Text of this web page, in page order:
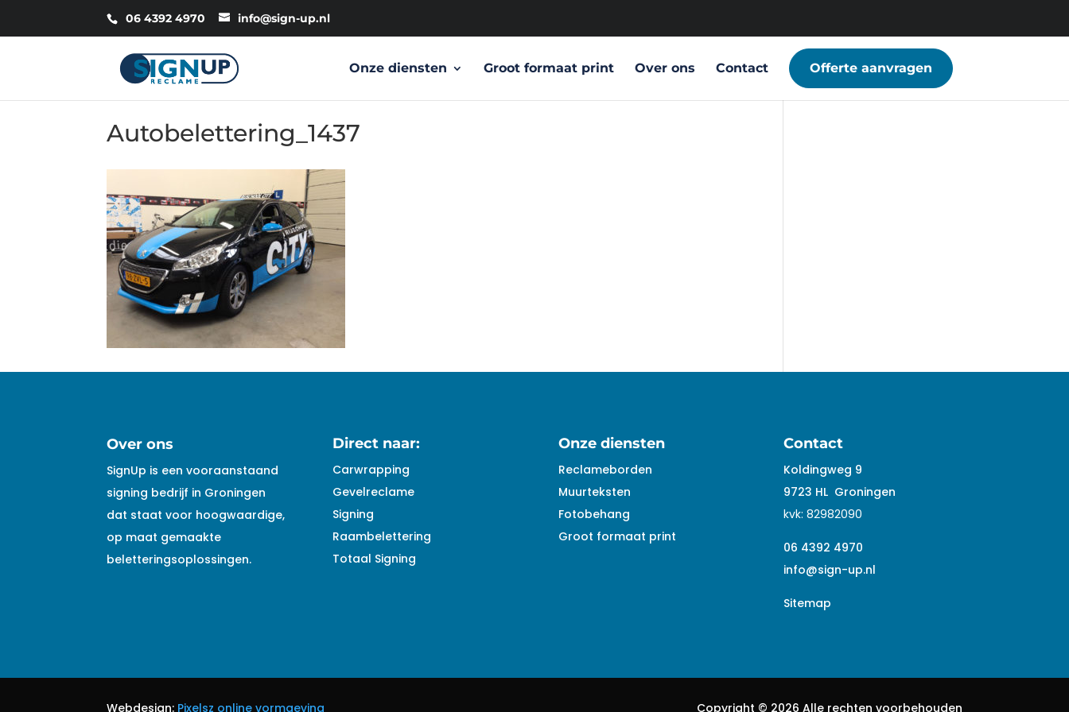
06 4392 4970 info@sign-up.nl
Onze diensten Groot formaat print Over ons Contact Offerte aanvragen
Autobelettering_1437
Over ons
SignUp is een vooraanstaand
signing bedrijf in Groningen
dat staat voor hoogwaardige,
op maat gemaakte
beletteringsoplossingen.
Direct naar:
Carwrapping
Gevelreclame
Signing
Raambelettering
Totaal Signing
Onze diensten
Reclameborden
Muurteksten
Fotobehang
Groot formaat print
Contact
Koldingweg 9
9723 HL Groningen
kvk:82982090
06 4392 4970
info@sign-up.nl
Sitemap
Webdesign: Pixelsz online vormgeving Copyright © 2026 Alle rechten voorbehouden